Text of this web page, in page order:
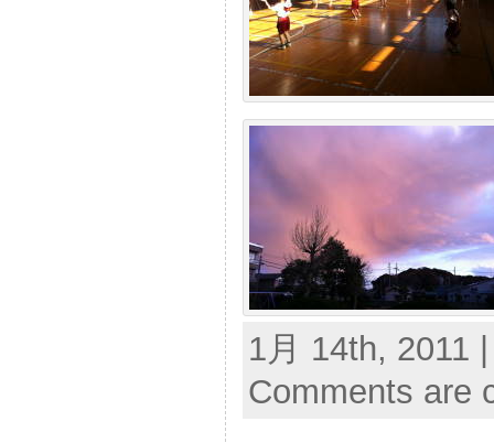
1月 14th, 2011
Comments are